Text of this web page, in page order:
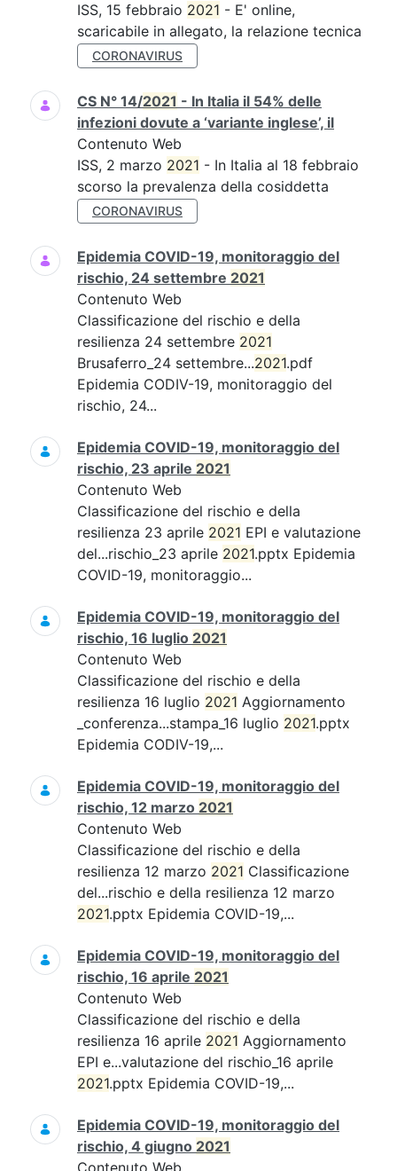
ISS, 15 febbraio 2021 - E' online,
scaricabile in allegato, la relazione tecnica
CORONAVIRUS
CS N° 14/2021 - In Italia il 54% delle
infezioni dovute a ‘variante inglese’, il
Contenuto Web
ISS, 2 marzo 2021 - In Italia al 18 febbraio
scorso la prevalenza della cosiddetta
CORONAVIRUS
Epidemia COVID-19, monitoraggio del
rischio, 24 settembre 2021
Contenuto Web
Classificazione del rischio e della
resilienza 24 settembre 2021
Brusaferro_24 settembre...2021.pdf
Epidemia CODIV-19, monitoraggio del
rischio, 24...
Epidemia COVID-19, monitoraggio del
rischio, 23 aprile 2021
Contenuto Web
Classificazione del rischio e della
resilienza 23 aprile 2021 EPI e valutazione
del...rischio_23 aprile 2021.pptx Epidemia
COVID-19, monitoraggio...
Epidemia COVID-19, monitoraggio del
rischio, 16 luglio 2021
Contenuto Web
Classificazione del rischio e della
resilienza 16 luglio 2021 Aggiornamento
_conferenza...stampa_16 luglio 2021.pptx
Epidemia CODIV-19,...
Epidemia COVID-19, monitoraggio del
rischio, 12 marzo 2021
Contenuto Web
Classificazione del rischio e della
resilienza 12 marzo 2021 Classificazione
del...rischio e della resilienza 12 marzo
2021.pptx Epidemia COVID-19,...
Epidemia COVID-19, monitoraggio del
rischio, 16 aprile 2021
Contenuto Web
Classificazione del rischio e della
resilienza 16 aprile 2021 Aggiornamento
EPI e...valutazione del rischio_16 aprile
2021.pptx Epidemia COVID-19,...
Epidemia COVID-19, monitoraggio del
rischio, 4 giugno 2021
Contenuto Web